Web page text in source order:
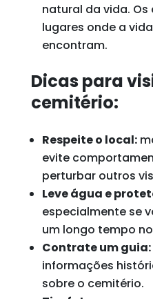
natural da vida.
lugares onde a
encontram.
Dicas para
cemitério:
Respeite o local:
evite
perturbar outros
Leve água e
especialmente se
um longo tempo
Contrate um guia:
informações
sobre o cemitério.